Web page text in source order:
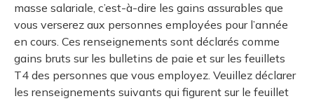
masse salariale, c’est-à-dire les gains assurables que
vous verserez aux personnes employées pour l’année
en cours. Ces renseignements sont déclarés comme
gains bruts sur les bulletins de paie et sur les feuillets
T4 des personnes que vous employez. Veuillez déclarer
les renseignements suivants qui figurent sur le feuillet